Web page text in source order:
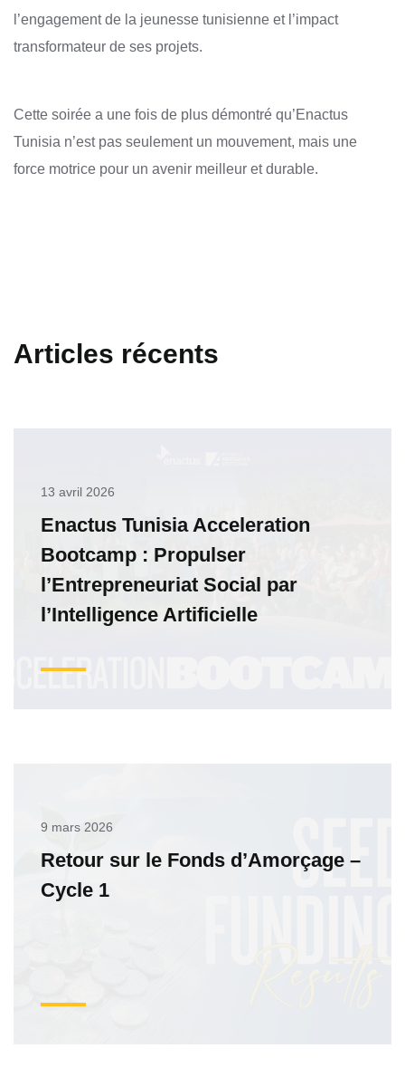
l’engagement de la jeunesse tunisienne et l’impact
transformateur de ses projets.
Cette soirée a une fois de plus démontré qu’Enactus
Tunisia n’est pas seulement un mouvement, mais une
force motrice pour un avenir meilleur et durable.
Articles récents
13 avril 2026
Enactus Tunisia Acceleration
Bootcamp : Propulser
l’Entrepreneuriat Social par
l’Intelligence Artificielle
9 mars 2026
Retour sur le Fonds d’Amorçage –
Cycle 1